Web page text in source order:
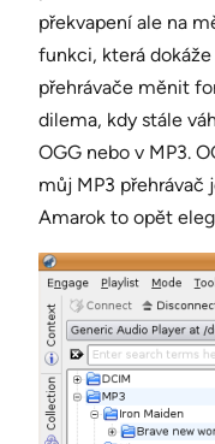
překvapení ale na
funkci, která
přehrávače měnit
dilema, kdy stále
OGG nebo v MP3.
můj MP3 přehrávač
Amarok to opět